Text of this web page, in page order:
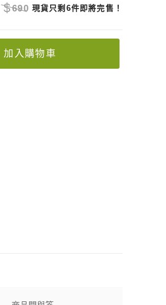
$690 現貨只剩6件即將完售！
加入購物車